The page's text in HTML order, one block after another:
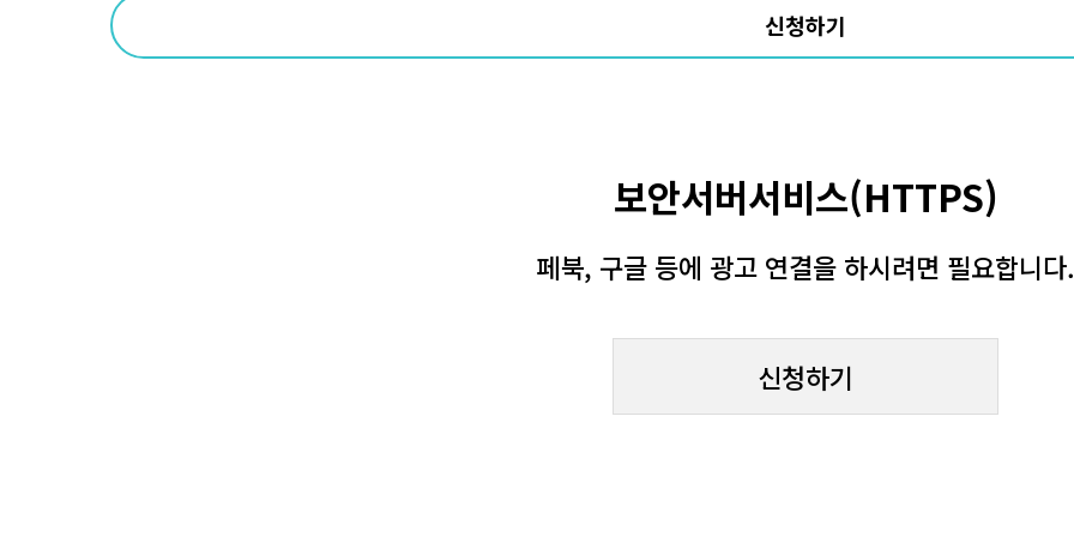
신청하기
보안서버서비스(HTTPS)
페북, 구글 등에 광고 연결을 하시려면 필요합니다.
신청하기